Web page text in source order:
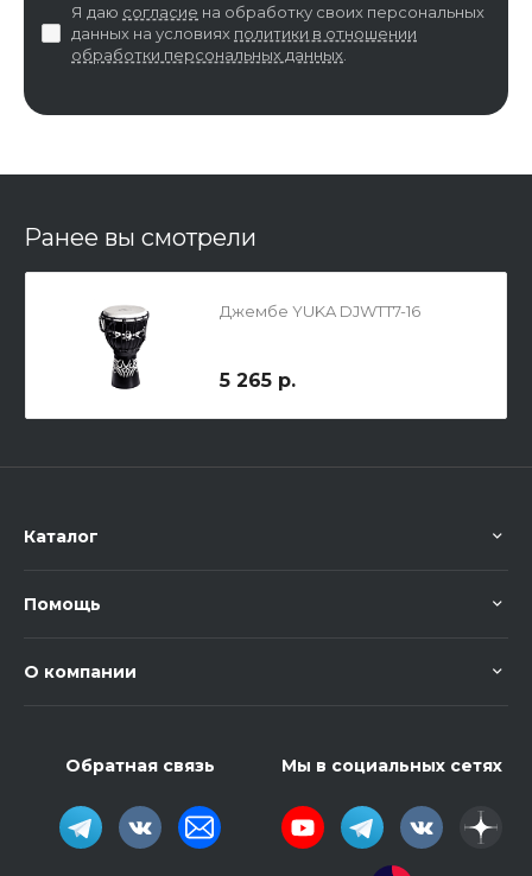
Я даю согласие на обработку своих персональных
данных на условиях политики в отношении
обработки персональных данных
Ранее вы смотрели
Джембе YUKA DJWTT7-16
5 265 р.
Каталог
Помощь
О компании
Обратная связь Мы в социальных сетях